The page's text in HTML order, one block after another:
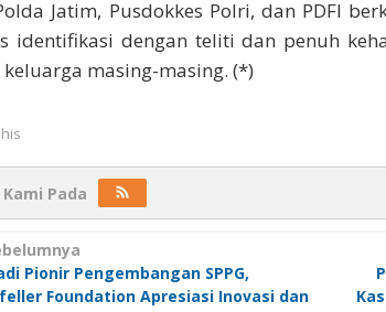
Jatim, Pusdokkes Polri, dan PDFI
identifikasi dengan teliti dan penuh
masing-masing. (*)
Pada
Pionir Pengembangan SPPG,
Foundation Apresiasi Inovasi dan